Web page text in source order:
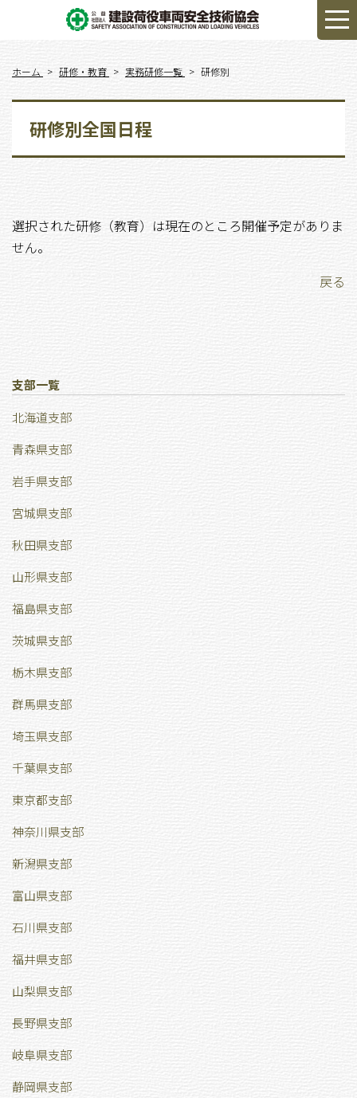
ホーム 研修・教育 実務研修一覧 研修別
研修別全国日程
選択された研修（教育）は現在のところ開催予定がありま
せん。
戻る
支部一覧
北海道支部
青森県支部
岩手県支部
宮城県支部
秋田県支部
山形県支部
福島県支部
茨城県支部
栃木県支部
群馬県支部
埼玉県支部
千葉県支部
東京都支部
神奈川県支部
新潟県支部
富山県支部
石川県支部
福井県支部
山梨県支部
長野県支部
岐阜県支部
静岡県支部